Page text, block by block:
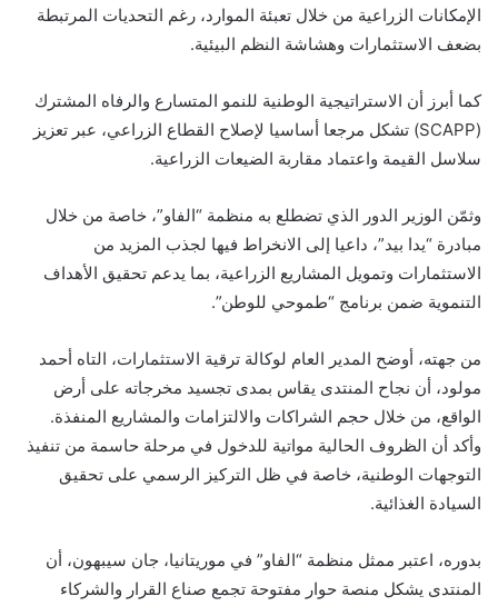
الإمكانات الزراعية من خلال تعبئة الموارد، رغم التحديات المرتبطة
بضعف الاستثمارات وهشاشة النظم البيئية.
كما أبرز أن الاستراتيجية الوطنية للنمو المتسارع والرفاه المشترك
(SCAPP) تشكل مرجعا أساسيا لإصلاح القطاع الزراعي، عبر تعزيز
سلاسل القيمة واعتماد مقاربة الضيعات الزراعية.
وثمّن الوزير الدور الذي تضطلع به منظمة “الفاو”، خاصة من خلال
مبادرة “يدا بيد”، داعيا إلى الانخراط فيها لجذب المزيد من
الاستثمارات وتمويل المشاريع الزراعية، بما يدعم تحقيق الأهداف
التنموية ضمن برنامج “طموحي للوطن”.
من جهته، أوضح المدير العام لوكالة ترقية الاستثمارات، التاه أحمد
مولود، أن نجاح المنتدى يقاس بمدى تجسيد مخرجاته على أرض
الواقع، من خلال حجم الشراكات والالتزامات والمشاريع المنفذة.
وأكد أن الظروف الحالية مواتية للدخول في مرحلة حاسمة من تنفيذ
التوجهات الوطنية، خاصة في ظل التركيز الرسمي على تحقيق
السيادة الغذائية.
بدوره، اعتبر ممثل منظمة “الفاو” في موريتانيا، جان سيبهون، أن
المنتدى يشكل منصة حوار مفتوحة تجمع صناع القرار والشركاء